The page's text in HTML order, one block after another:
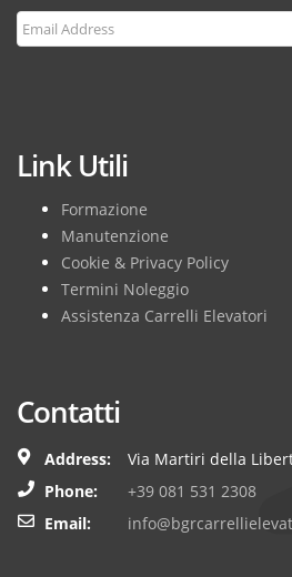
Link Utili
Formazione
Manutenzione
Cookie & Privacy Policy
Termini Noleggio
Assistenza Carrelli Elevatori
Contatti
Address:
Via Martiri della
Phone:
+39 081 531 2308
Email: